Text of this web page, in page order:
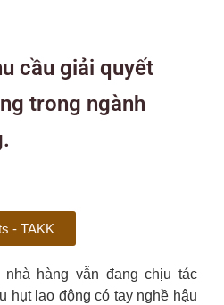
cầu giải quyết
trong ngành
- TAKK
hàng vẫn đang chịu tác
hụt lao động có tay nghề hậu